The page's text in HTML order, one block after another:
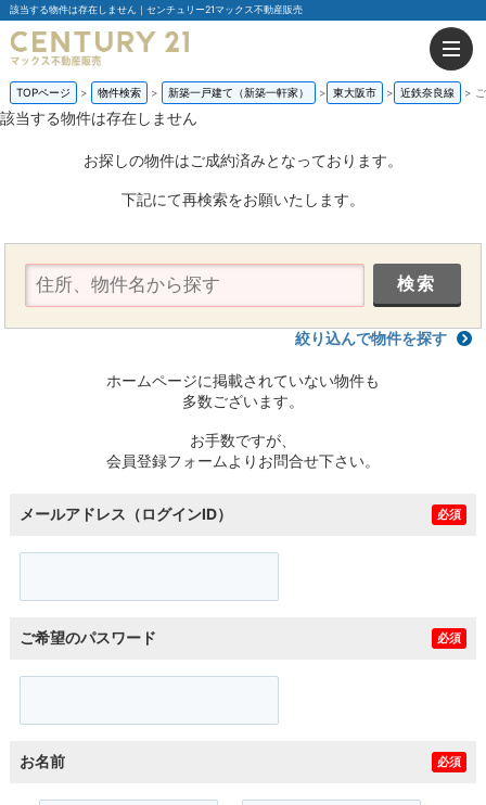
該当する物件は存在しません｜センチュリー21マックス不動産販売
TOPページ 物件検索 新築一戸建て（新築一軒家） 東大阪市 近鉄奈良線
該当する物件は存在しません
お探しの物件はご成約済みとなっております。
下記にて再検索をお願いたします。
絞り込んで物件を探す
ホームページに掲載されていない物件も
多数ございます。
お手数ですが、
会員登録フォームよりお問合せ下さい。
メールアドレス（ログインID） 必須
ご希望のパスワード 必須
お名前 必須